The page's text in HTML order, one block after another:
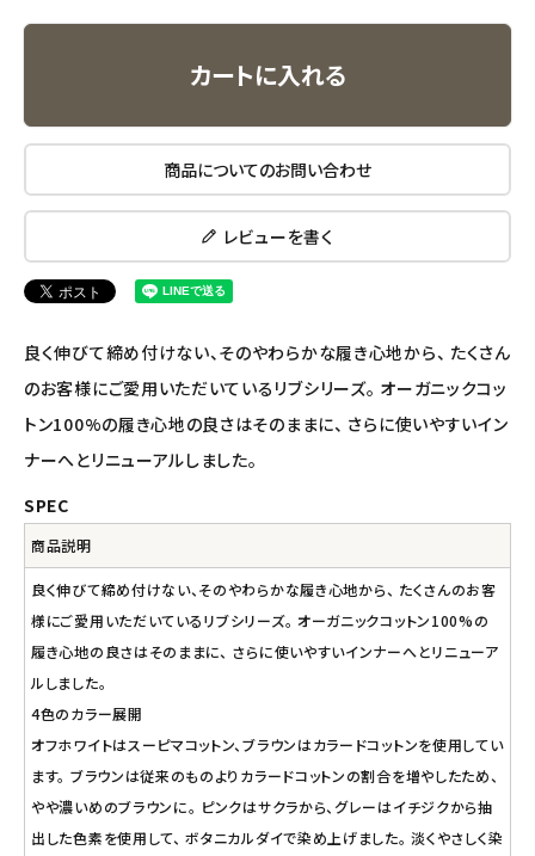
コラム・スタッフのおすすめ
ご利用ガイド等
アカウント情報
ようこそ ゲスト 様
meeting_room ログイン person 会員登録
カートに入れる
商品についてのお問い合わせ
レビューを書く
良く伸びて締め付けない、そのやわらかな履き心地から、 たくさん
のお客様にご愛用いただいているリブシリーズ。 オーガニックコッ
トン100%の履き心地の良さはそのままに、 さらに使いやすいイン
ナーへとリニューアルしました。
SPEC
商品説明
良く伸びて締め付けない、そのやわらかな履き心地から、 たくさんのお客
様にご愛用いただいているリブシリーズ。 オーガニックコットン100%の
履き心地の良さはそのままに、 さらに使いやすいインナーへとリニューア
ルしました。
4色のカラー展開
オフホワイトはスーピマコットン、ブラウンはカラードコットンを使用してい
ます。 ブラウンは従来のものよりカラードコットンの割合を増やしたため、
やや濃いめのブラウンに。 ピンクはサクラから、グレーはイチジクから抽
出した色素を使用して、 ボタニカルダイで染め上げました。 淡くやさしく染